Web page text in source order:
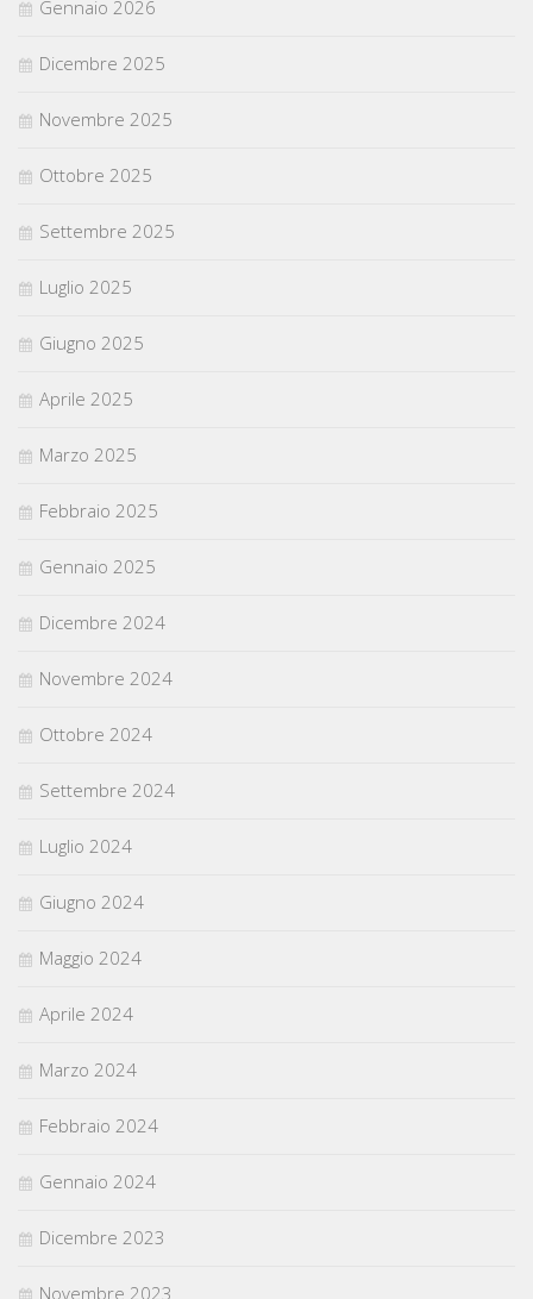
Gennaio 2026
Dicembre 2025
Novembre 2025
Ottobre 2025
Settembre 2025
Luglio 2025
Giugno 2025
Aprile 2025
Marzo 2025
Febbraio 2025
Gennaio 2025
Dicembre 2024
Novembre 2024
Ottobre 2024
Settembre 2024
Luglio 2024
Giugno 2024
Maggio 2024
Aprile 2024
Marzo 2024
Febbraio 2024
Gennaio 2024
Dicembre 2023
Novembre 2023